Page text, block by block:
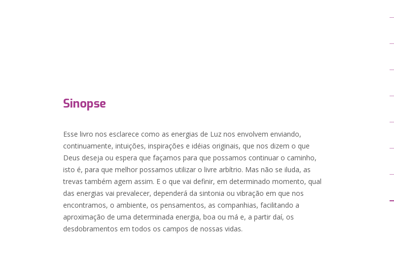
Sinopse
Esse livro nos esclarece como as energias de Luz nos envolvem enviando,
continuamente, intuições, inspirações e idéias originais, que nos dizem o que
Deus deseja ou espera que façamos para que possamos continuar o caminho,
isto é, para que melhor possamos utilizar o livre arbítrio. Mas não se iluda, as
trevas também agem assim. E o que vai definir, em determinado momento, qual
das energias vai prevalecer, dependerá da sintonia ou vibração em que nos
encontramos, o ambiente, os pensamentos, as companhias, facilitando a
aproximação de uma determinada energia, boa ou má e, a partir daí, os
desdobramentos em todos os campos de nossas vidas.